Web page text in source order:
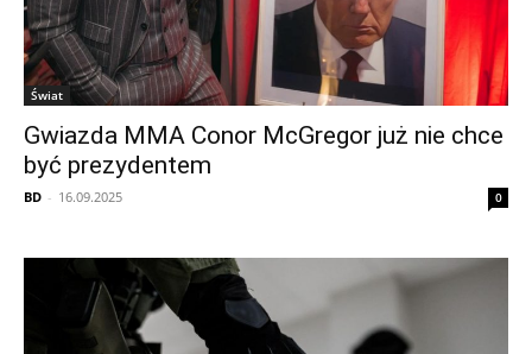
Świat
Gwiazda MMA Conor McGregor już nie chce
być prezydentem
BD - 16.09.2025 0